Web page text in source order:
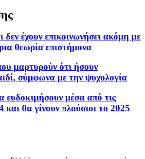
δεν έχουν επικοινωνήσει ακόμη με
θεωρία επιστήμονα
μαρτυρούν ότι ήσουν
σύμφωνα με την ψυχολογία
ευδοκιμήσουν μέσα από τις
και θα γίνουν πλούσιοι το 2025